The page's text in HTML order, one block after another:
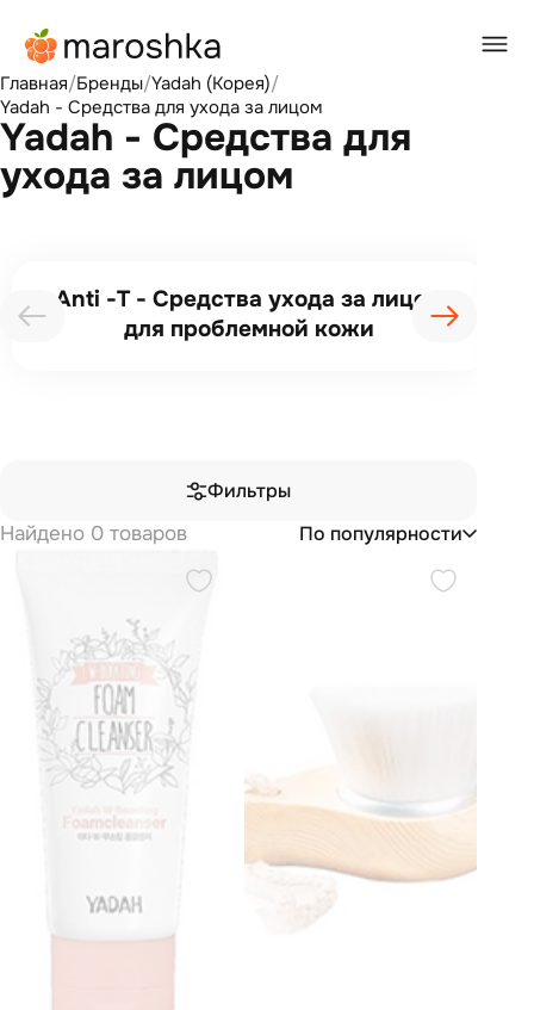
Главная/Бренды/Yadah (Корея)/
Yadah - Средства для ухода за лицом
Yadah - Средства для
ухода за лицом
Anti -T - Средства ухода за лицом
для проблемной кожи
Фильтры
Найдено 0 товаров
По популярности